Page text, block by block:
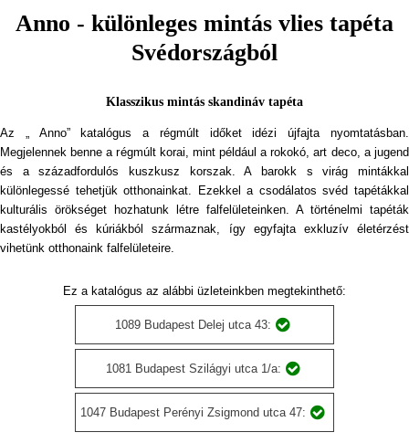
Anno - különleges mintás vlies tapéta
Svédországból
Klasszikus mintás skandináv tapéta
Az „ Anno” katalógus a régmúlt időket idézi újfajta nyomtatásban.
Megjelennek benne a régmúlt korai, mint például a rokokó, art deco, a jugend
és a századfordulós kuszkusz korszak. A barokk s virág mintákkal
különlegessé tehetjük otthonainkat. Ezekkel a csodálatos svéd tapétákkal
kulturális örökséget hozhatunk létre falfelületeinken. A történelmi tapéták
kastélyokból és kúriákból származnak, így egyfajta exkluzív életérzést
vihetünk otthonaink falfelületeire.
Ez a katalógus az alábbi üzleteinkben megtekinthető:
1089 Budapest Delej utca 43:
1081 Budapest Szilágyi utca 1/a:
1047 Budapest Perényi Zsigmond utca 47: